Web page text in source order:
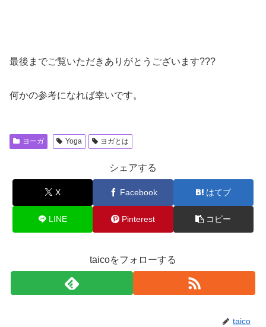
最後までご覧いただきありがとうございます???
何かの参考になれば幸いです。
ヨーガ Yoga ヨガとは
シェアする
X Facebook はてブ
LINE Pinterest コピー
taicoをフォローする
taico